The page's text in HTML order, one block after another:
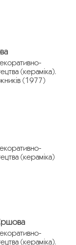
(кераміка).
(1977)
(кераміка)
(кераміка).